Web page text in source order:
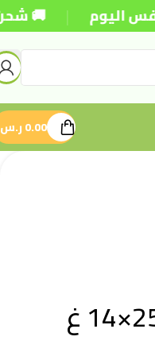
| 🚚 شحن مجاني
0.00ر.س
مكافآت للقطط تونا وسالمون 25×14 غ